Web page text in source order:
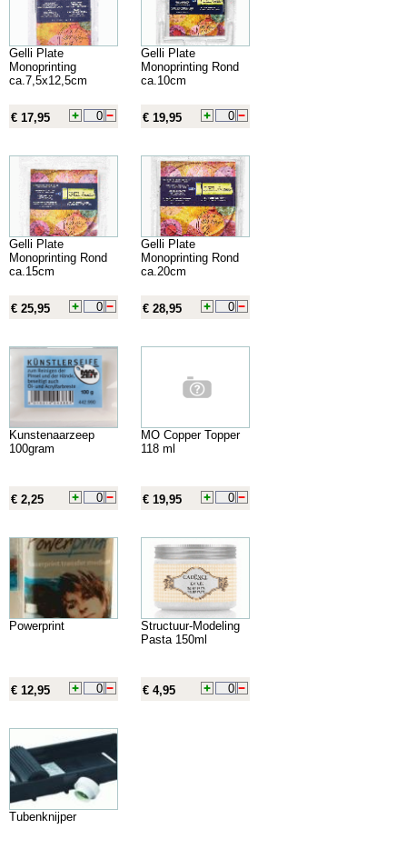
Gelli Plate
Monoprinting
ca.7,5x12,5cm
€ 17,95
Gelli Plate
Monoprinting Rond
ca.10cm
€ 19,95
Gelli Plate
Monoprinting Rond
ca.15cm
€ 25,95
Gelli Plate
Monoprinting Rond
ca.20cm
€ 28,95
Kunstenaarzeep
100gram
€ 2,25
MO Copper Topper
118 ml
€ 19,95
Powerprint
€ 12,95
Structuur-Modeling
Pasta 150ml
€ 4,95
Tubenknijper